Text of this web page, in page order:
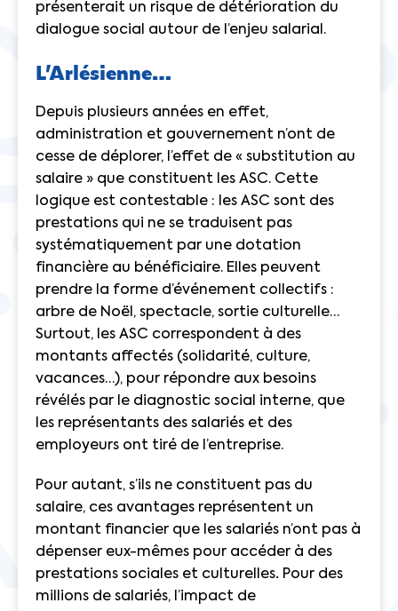
présenterait un risque de détérioration du
dialogue social autour de l’enjeu salarial.
L’Arlésienne…
Depuis plusieurs années en effet,
administration et gouvernement n’ont de
cesse de déplorer, l’effet de « substitution au
salaire » que constituent les ASC. Cette
logique est contestable : les ASC sont des
prestations qui ne se traduisent pas
systématiquement par une dotation
financière au bénéficiaire. Elles peuvent
prendre la forme d’événement collectifs :
arbre de Noël, spectacle, sortie culturelle…
Surtout, les ASC correspondent à des
montants affectés (solidarité, culture,
vacances…), pour répondre aux besoins
révélés par le diagnostic social interne, que
les représentants des salariés et des
employeurs ont tiré de l’entreprise.
Pour autant, s’ils ne constituent pas du
salaire, ces avantages représentent un
montant financier que les salariés n’ont pas à
dépenser eux-mêmes pour accéder à des
prestations sociales et culturelles. Pour des
millions de salariés, l’impact de